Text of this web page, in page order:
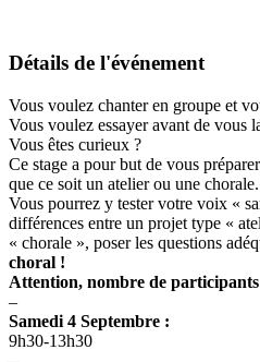
Détails de l'événement
Vous voulez chanter en groupe et
Vous voulez essayer avant de vous
Vous êtes curieux ?
Ce stage a pour but de vous
que ce soit un atelier ou une chorale.
Vous pourrez y tester votre voix «
différences entre un projet type «
« chorale », poser les questions
choral !
Attention, nombre de
–
Samedi 4 Septembre :
9h30-13h30